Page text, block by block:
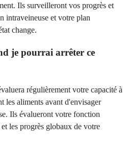
Ils surveilleront vos progrès et
intraveineuse et votre plan
change.
je pourrai arrêter ce
régulièrement votre capacité à
les aliments avant d'envisager
Ils évalueront votre fonction
les progrès globaux de votre